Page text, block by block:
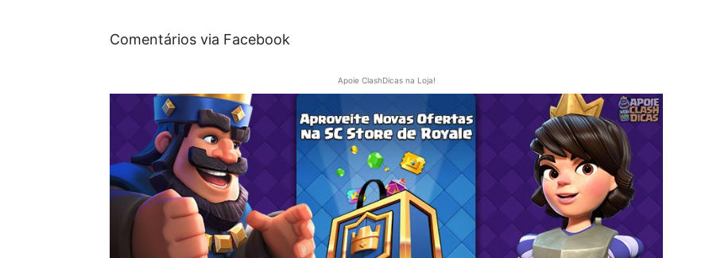
Comentários via Facebook
Apoie ClashDicas na Loja!